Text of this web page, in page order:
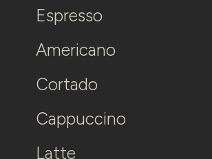
Espresso
Americano
Cortado
Cappuccino
Latte